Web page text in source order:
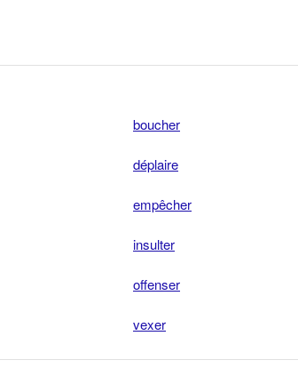
boucher
déplaire
empêcher
insulter
offenser
vexer